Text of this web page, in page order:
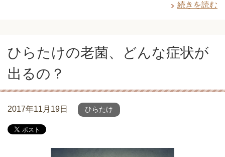
続きを読む
ひらたけの老菌、どんな症状が
出るの？
2017年11月19日 ひらたけ